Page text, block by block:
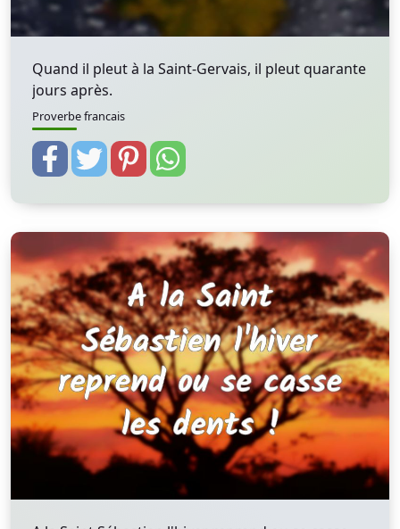
Quand il pleut à la Saint-Gervais, il pleut quarante
jours après.
Proverbe francais